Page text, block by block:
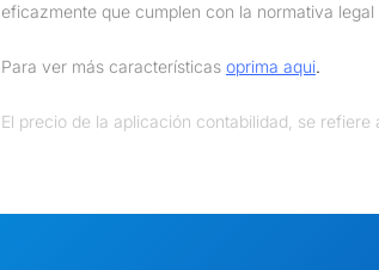
eficazmente que cumplen con la normativa
Para ver más características oprima aqui.
El precio de la aplicación contabilidad, se refiere